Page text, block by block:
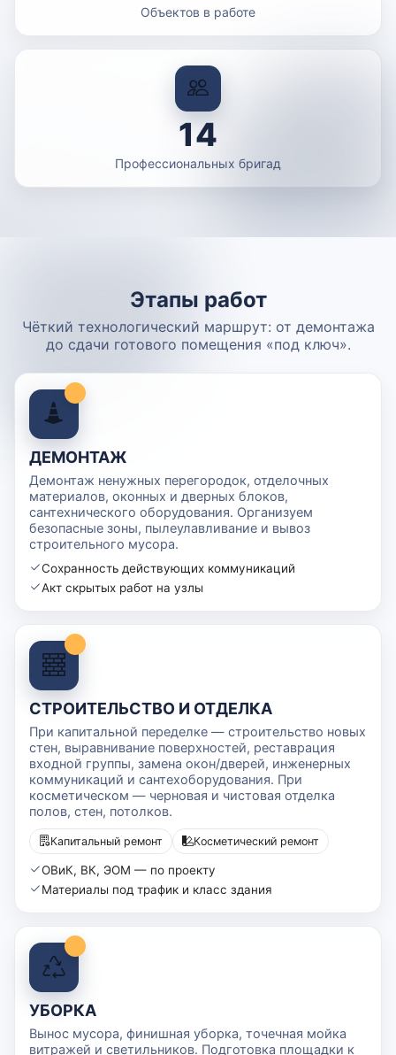
Объектов в работе
14
Профессиональных бригад
Этапы работ
Чёткий технологический маршрут: от демонтажа
до сдачи готового помещения «под ключ».
ДЕМОНТАЖ
Демонтаж ненужных перегородок, отделочных
материалов, оконных и дверных блоков,
сантехнического оборудования. Организуем
безопасные зоны, пылеулавливание и вывоз
строительного мусора.
Сохранность действующих коммуникаций
Акт скрытых работ на узлы
СТРОИТЕЛЬСТВО И ОТДЕЛКА
При капитальной переделке — строительство новых
стен, выравнивание поверхностей, реставрация
входной группы, замена окон/дверей, инженерных
коммуникаций и сантехоборудования. При
косметическом — черновая и чистовая отделка
полов, стен, потолков.
Капитальный ремонт Косметический ремонт
ОВиК, ВК, ЭОМ — по проекту
Материалы под трафик и класс здания
УБОРКА
Вынос мусора, финишная уборка, точечная мойка
витражей и светильников. Подготовка площадки к